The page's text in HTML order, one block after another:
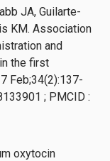
JA, Guilarte-
KM. Association
and
the first
Feb;34(2):137-
; PMCID :
oxytocin